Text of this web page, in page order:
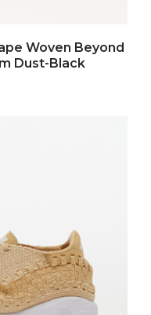
Woven Beyond
Dust-Black